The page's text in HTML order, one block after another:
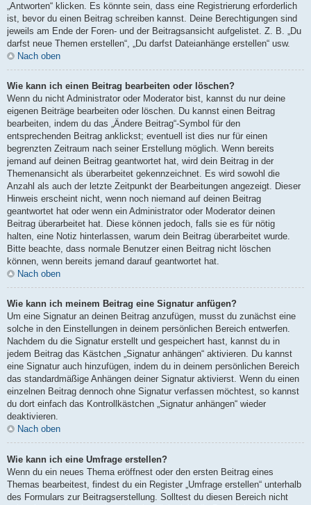
„Antworten“ klicken. Es könnte sein, dass eine Registrierung erforderlich
ist, bevor du einen Beitrag schreiben kannst. Deine Berechtigungen sind
jeweils am Ende der Foren- und der Beitragsansicht aufgelistet. Z. B. „Du
darfst neue Themen erstellen“, „Du darfst Dateianhänge erstellen“ usw.
Nach oben
Wie kann ich einen Beitrag bearbeiten oder löschen?
Wenn du nicht Administrator oder Moderator bist, kannst du nur deine
eigenen Beiträge bearbeiten oder löschen. Du kannst einen Beitrag
bearbeiten, indem du das „Ändere Beitrag“-Symbol für den
entsprechenden Beitrag anklickst; eventuell ist dies nur für einen
begrenzten Zeitraum nach seiner Erstellung möglich. Wenn bereits
jemand auf deinen Beitrag geantwortet hat, wird dein Beitrag in der
Themenansicht als überarbeitet gekennzeichnet. Es wird sowohl die
Anzahl als auch der letzte Zeitpunkt der Bearbeitungen angezeigt. Dieser
Hinweis erscheint nicht, wenn noch niemand auf deinen Beitrag
geantwortet hat oder wenn ein Administrator oder Moderator deinen
Beitrag überarbeitet hat. Diese können jedoch, falls sie es für nötig
halten, eine Notiz hinterlassen, warum dein Beitrag überarbeitet wurde.
Bitte beachte, dass normale Benutzer einen Beitrag nicht löschen
können, wenn bereits jemand darauf geantwortet hat.
Nach oben
Wie kann ich meinem Beitrag eine Signatur anfügen?
Um eine Signatur an deinen Beitrag anzufügen, musst du zunächst eine
solche in den Einstellungen in deinem persönlichen Bereich entwerfen.
Nachdem du die Signatur erstellt und gespeichert hast, kannst du in
jedem Beitrag das Kästchen „Signatur anhängen“ aktivieren. Du kannst
eine Signatur auch hinzufügen, indem du in deinem persönlichen Bereich
das standardmäßige Anhängen deiner Signatur aktivierst. Wenn du einen
einzelnen Beitrag dennoch ohne Signatur verfassen möchtest, so kannst
du dort einfach das Kontrollkästchen „Signatur anhängen“ wieder
deaktivieren.
Nach oben
Wie kann ich eine Umfrage erstellen?
Wenn du ein neues Thema eröffnest oder den ersten Beitrag eines
Themas bearbeitest, findest du ein Register „Umfrage erstellen“ unterhalb
des Formulars zur Beitragserstellung. Solltest du diesen Bereich nicht